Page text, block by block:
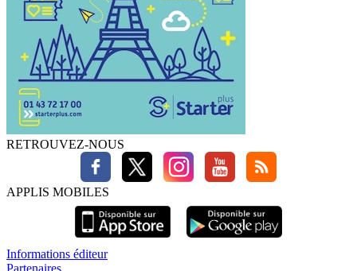
RETROUVEZ-NOUS
APPLIS MOBILES
Informations éditeur